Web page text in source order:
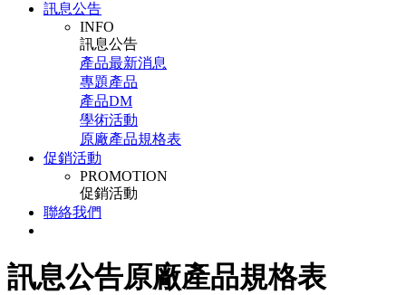
訊息公告
INFO
訊息公告
產品最新消息
專題產品
產品DM
學術活動
原廠產品規格表
促銷活動
PROMOTION
促銷活動
聯絡我們
訊息公告原廠產品規格表